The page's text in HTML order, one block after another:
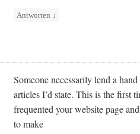
Antworten ↓
Someone necessarily lend a
articles I’d state. This is the first
frequented your website page
to make